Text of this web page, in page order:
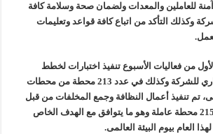
للعاملين والمعدات ولضمان صحة وسلامة كافة
وكذلك التأكد من اتباع كافة قواعد وتعليمات
من فعاليات الأسبوع تنفيذ اختبارات لخطط
الطوارئ في المقر الإداري للشركة وكذلك في عدد 213 محطة من محطات
تم تنفيذ أعمال النظافة وجمع المخلفات من قبل
جميع العاملين في عدد 215 محطة عاملة وهو ما يتوافق مع الهدف الخاص
العام بيوم البيئة العالمى.